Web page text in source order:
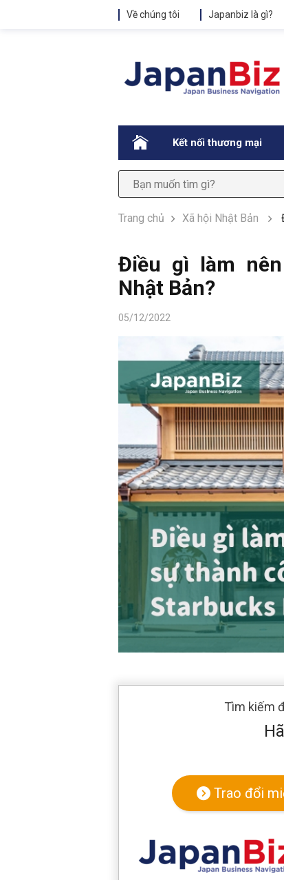
Về chúng tôi Japanbiz là gì?
. Kết nối thương mại
Trang chủ Xã hội Nhật Bản
Điều gì làm
Nhật Bản?
05/12/2022
Tìm kiếm
Trao đổi